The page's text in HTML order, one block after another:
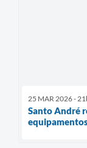
25 MAR 2026 -
Santo André